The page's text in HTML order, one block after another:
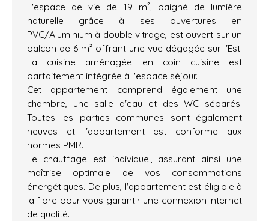
L'espace de vie de 19 m², baigné de lumière
naturelle grâce à ses ouvertures en
PVC/Aluminium à double vitrage, est ouvert sur un
balcon de 6 m² offrant une vue dégagée sur l'Est.
La cuisine aménagée en coin cuisine est
parfaitement intégrée à l'espace séjour.
Cet appartement comprend également une
chambre, une salle d'eau et des WC séparés.
Toutes les parties communes sont également
neuves et l'appartement est conforme aux
normes PMR.
Le chauffage est individuel, assurant ainsi une
maîtrise optimale de vos consommations
énergétiques. De plus, l'appartement est éligible à
la fibre pour vous garantir une connexion Internet
de qualité.